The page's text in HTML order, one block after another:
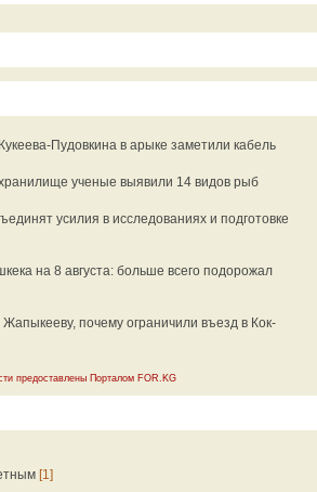
Пудовкина в арыке заметили кабель
ученые выявили 14 видов рыб
усилия в исследованиях и подготовке
на 8 августа: больше всего подорожал
почему ограничили въезд в Кок-
предоставлены Порталом FOR.KG
[1]